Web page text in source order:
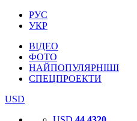
РУС
УКР
ВІДЕО
ФОТО
НАЙПОПУЛЯРНІШІ
СПЕЦПРОЕКТИ
USD